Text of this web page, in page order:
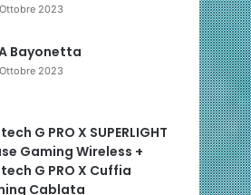
2023
Bayonetta
2023
G PRO X SUPERLIGHT
Gaming Wireless +
G PRO X Cuffia
Cablata